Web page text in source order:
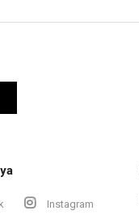
Instagram